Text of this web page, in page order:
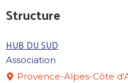
Structure
HUB DU SUD
Association
Provence-Alpes-Côte